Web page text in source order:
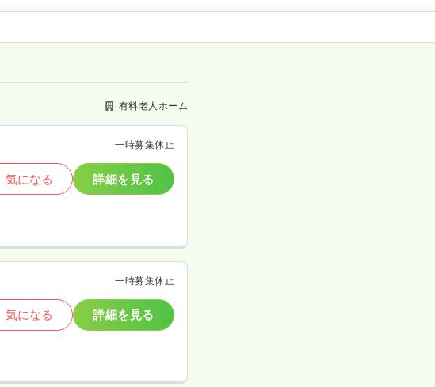
有料老人ホーム
一時募集休止
気になる 詳細を見る
一時募集休止
気になる 詳細を見る